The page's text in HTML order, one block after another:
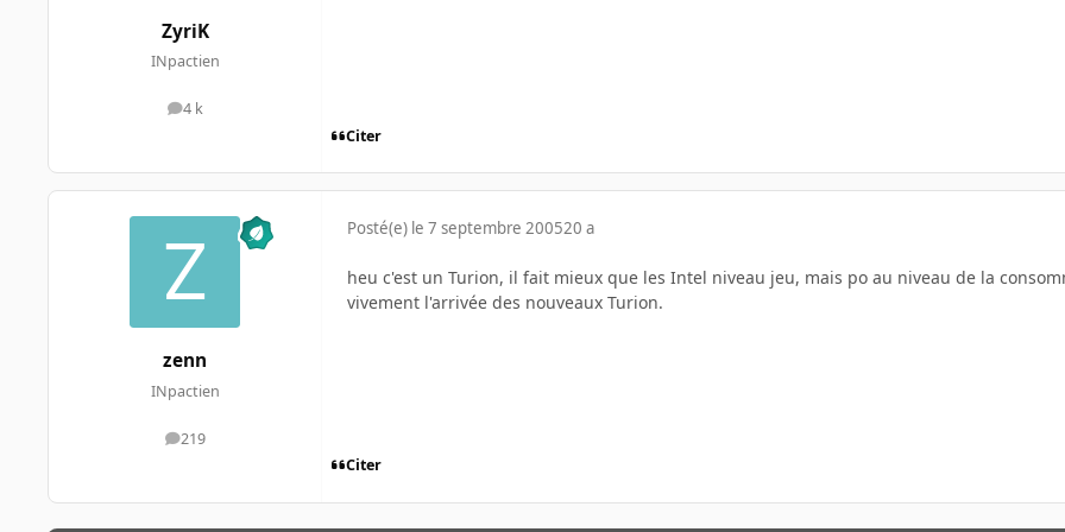
ZyriK
INpactien
4 k
messages
Citer
zenn
INpactien
219
messages
Posté(e) le 7 septembre 200520 a
heu c'est un Turion, il fait mieux que les Intel niveau jeu, mais po au niveau de la
vivement l'arrivée des nouveaux Turion.
Citer